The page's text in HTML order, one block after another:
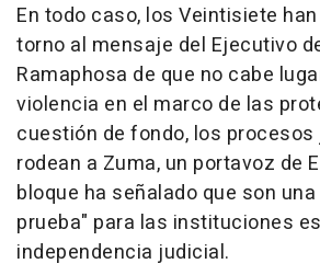
En todo caso, los Veintisiete
torno al mensaje del Ejecutivo
Ramaphosa de que no cabe
violencia en el marco de las
cuestión de fondo, los
rodean a Zuma, un portavoz de
bloque ha señalado que son
prueba" para las instituciones
independencia judicial.